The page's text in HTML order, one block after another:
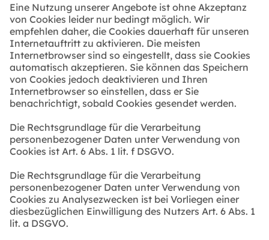
Eine Nutzung unserer Angebote ist ohne Akzeptanz
von Cookies leider nur bedingt möglich. Wir
empfehlen daher, die Cookies dauerhaft für unseren
Internetauftritt zu aktivieren. Die meisten
Internetbrowser sind so eingestellt, dass sie Cookies
automatisch akzeptieren. Sie können das Speichern
von Cookies jedoch deaktivieren und Ihren
Internetbrowser so einstellen, dass er Sie
benachrichtigt, sobald Cookies gesendet werden.
Die Rechtsgrundlage für die Verarbeitung
personenbezogener Daten unter Verwendung von
Cookies ist Art. 6 Abs. 1 lit. f DSGVO.
Die Rechtsgrundlage für die Verarbeitung
personenbezogener Daten unter Verwendung von
Cookies zu Analysezwecken ist bei Vorliegen einer
diesbezüglichen Einwilligung des Nutzers Art. 6 Abs. 1
lit. a DSGVO.